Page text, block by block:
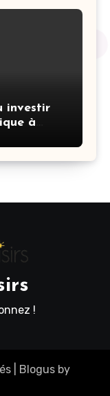
investir
à
!
Blogus by